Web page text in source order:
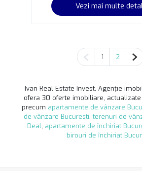
Vezi mai multe
Pagina anterioară
1 2
Ivan Real Estate Invest, Agenție
ofera 30 oferte imobiliare,
precum apartamente de vânzare
de vânzare Bucuresti,terenuri de
Deal, apartamente de închiriat
birouri de închiriat